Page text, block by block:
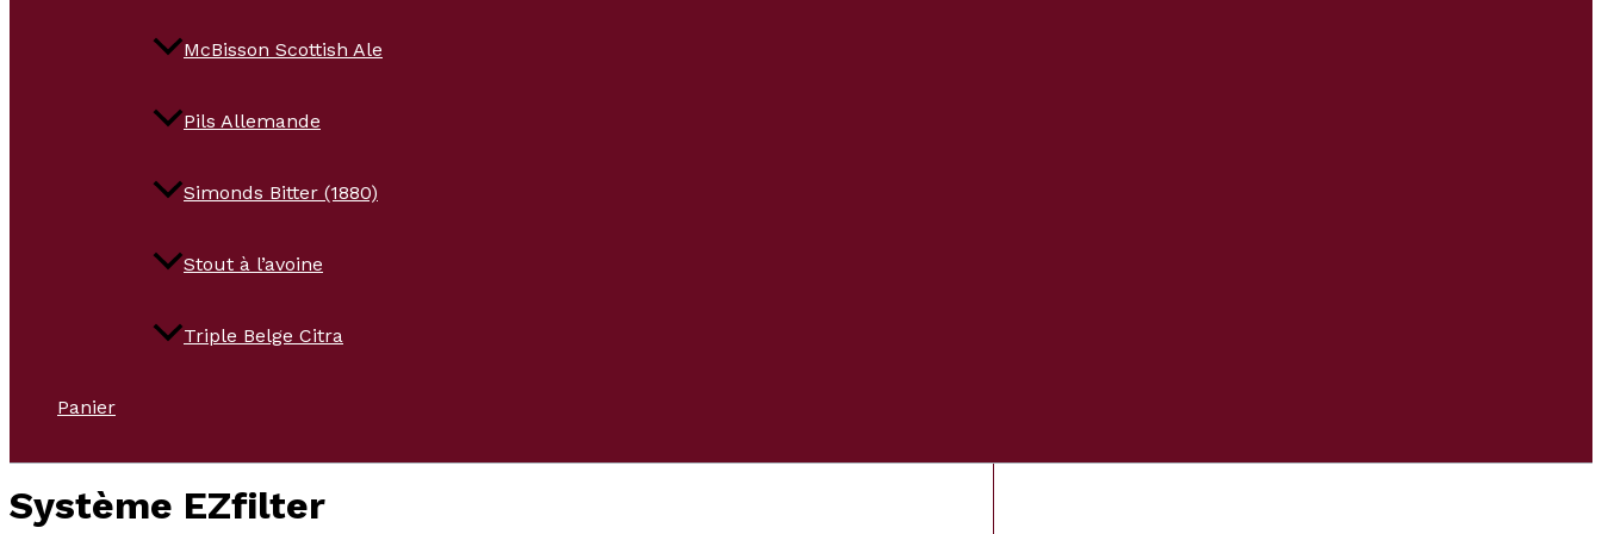
McBisson Scottish Ale
Pils Allemande
Simonds Bitter (1880)
Stout à l’avoine
Triple Belge Citra
Panier
Système EZfilter